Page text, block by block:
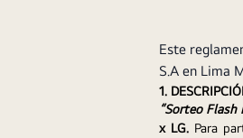
Este
S.A en Lima
1.
“Sorteo Flash
x LG. Para